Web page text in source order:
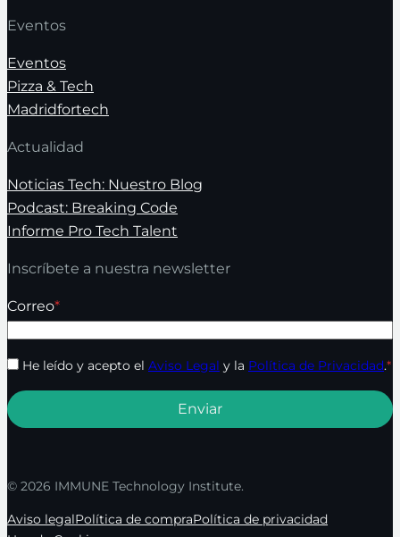
Eventos
Eventos
Pizza & Tech
Madridfortech
Actualidad
Noticias Tech: Nuestro Blog
Podcast: Breaking Code
Informe Pro Tech Talent
Inscríbete a nuestra newsletter
Correo*
He leído y acepto el Aviso Legal y la Política de Privacidad.*
© 2026 IMMUNE Technology Institute.
Aviso legalPolítica de compraPolítica de privacidad